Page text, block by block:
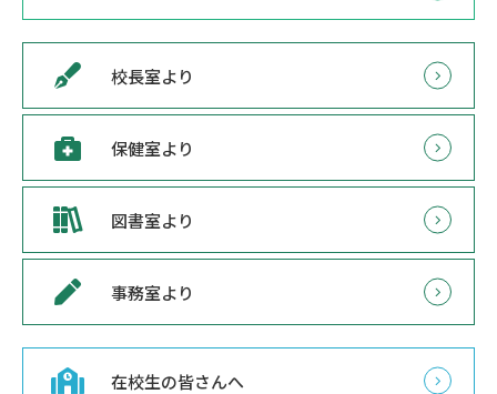
校長室より
保健室より
図書室より
事務室より
在校生の皆さんへ